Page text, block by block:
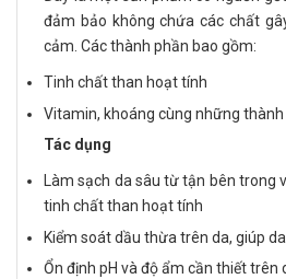
đảm bảo không chứa các chất
cảm. Các thành phần bao gồm:
Tinh chất than hoạt tính
Vitamin, khoáng cùng những
Tác dụng
Làm sạch da sâu từ tận bên trong
tinh chất than hoạt tính
Kiểm soát dầu thừa trên da, giúp
Ổn định pH và độ ẩm cần thiết trên